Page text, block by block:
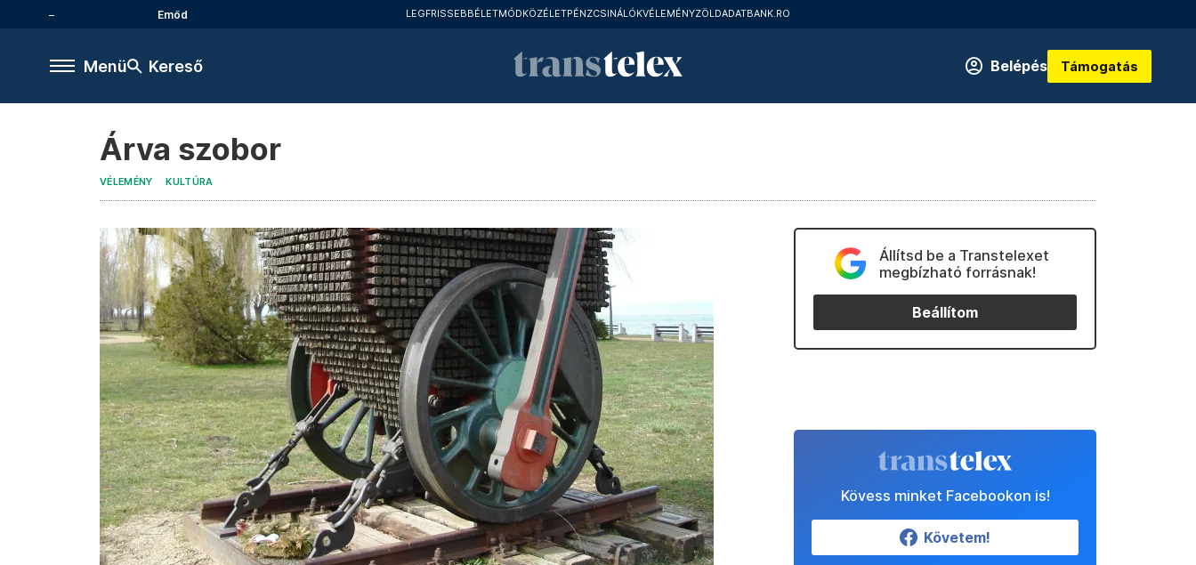
Emőd LEGFRISSEBBÉLETMÓDKÖZÉLETPÉNZCSINÁLÓKVÉLEMÉNYZÖLDADATBANK.RO
Menü Kereső Belépés Támogatás
Árva szobor
VÉLEMÉNY KULTÚRA
Állítsd be a Transtelexet
megbízható forrásnak!
Beállítom
Kövess minket Facebookon is!
Követem!